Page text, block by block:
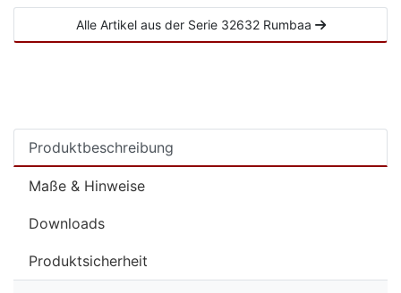
Alle Artikel aus der Serie 32632 Rumbaa
Produktbeschreibung
Maße & Hinweise
Downloads
Produktsicherheit